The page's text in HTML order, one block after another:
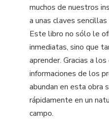
muchos de nuestros
a unas claves
Este libro no sólo le
inmediatas, sino que
aprender. Gracias a
informaciones de los
abundan en esta obra
rápidamente en un
campo.